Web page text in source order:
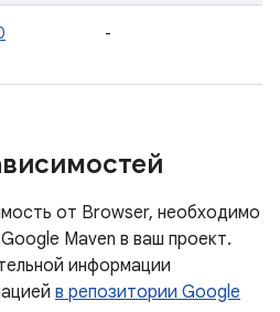
-
от Browser, необходимо
Maven в ваш проект.
информации
в репозитории Google